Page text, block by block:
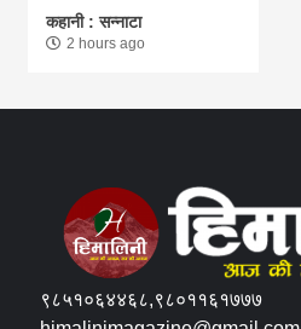
कहानी : सन्नाटा
2 hours ago
९८५१०६४४६८,९८०११६१७७७